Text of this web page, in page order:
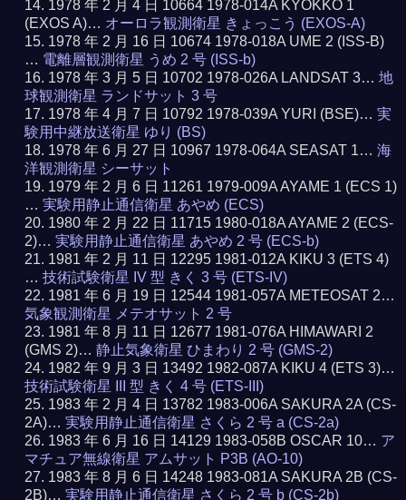
1978 年 2 月 4 日 10664 1978-014A KYOKKO 1
(EXOS A)… オーロラ観測衛星 きょっこう (EXOS-A)
1978 年 2 月 16 日 10674 1978-018A UME 2 (ISS-B)
… 電離層観測衛星 うめ 2 号 (ISS-b)
1978 年 3 月 5 日 10702 1978-026A LANDSAT 3…地
球観測衛星 ランドサット 3 号
1978 年 4 月 7 日 10792 1978-039A YURI (BSE)…実
験用中継放送衛星 ゆり (BS)
1978 年 6 月 27 日 10967 1978-064A SEASAT 1…海
洋観測衛星 シーサット
1979 年 2 月 6 日 11261 1979-009A AYAME 1 (ECS 1)
…実験用静止通信衛星 あやめ (ECS)
1980 年 2 月 22 日 11715 1980-018A AYAME 2 (ECS-
2)…実験用静止通信衛星 あやめ 2 号 (ECS-b)
1981 年 2 月 11 日 12295 1981-012A KIKU 3 (ETS 4)
…技術試験衛星 IV 型 きく 3 号 (ETS-IV)
1981 年 6 月 19 日 12544 1981-057A METEOSAT 2…
気象観測衛星 メテオサット 2 号
1981 年 8 月 11 日 12677 1981-076A HIMAWARI 2
(GMS 2)…静止気象衛星 ひまわり 2 号 (GMS-2)
1982 年 9 月 3 日 13492 1982-087A KIKU 4 (ETS 3)…
技術試験衛星 III 型 きく 4 号 (ETS-III)
1983 年 2 月 4 日 13782 1983-006A SAKURA 2A (CS-
2A)…実験用静止通信衛星 さくら 2 号 a (CS-2a)
1983 年 6 月 16 日 14129 1983-058B OSCAR 10… ア
マチュア無線衛星 アムサット P3B (AO-10)
1983 年 8 月 6 日 14248 1983-081A SAKURA 2B (CS-
2B)…実験用静止通信衛星 さくら 2 号 b (CS-2b)